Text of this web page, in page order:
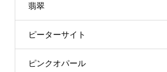
翡翠
ピーターサイト
ピンクオパール